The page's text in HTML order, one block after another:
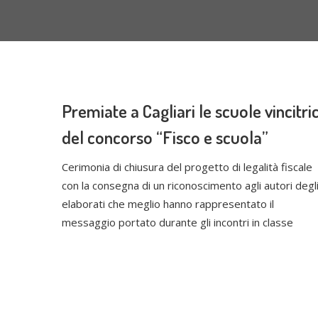
Premiate a Cagliari le scuole
del concorso “Fisco e scuola”
Cerimonia di chiusura del progetto di legalità fiscale
con la consegna di un riconoscimento agli autori degli
elaborati che meglio hanno rappresentato il
messaggio portato durante gli incontri in classe